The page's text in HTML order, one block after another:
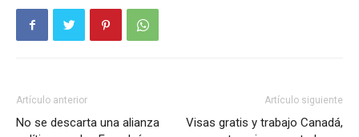
Artículo anterior
No se descarta una alianza
Artículo siguiente
Visas gratis y trabajo Canadá,